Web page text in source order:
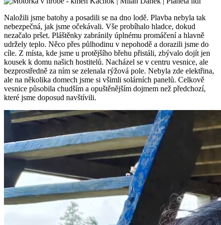
Naložili jsme batohy a posadili se na dno lodě. Plavba nebyla tak
nebezpečná, jak jsme očekávali. Vše probíhalo hladce, dokud
nezačalo pršet. Pláštěnky zabránily úplnému promáčení a hlavně
udržely teplo. Něco přes půlhodinu v nepohodě a dorazili jsme do
cíle. Z místa, kde jsme u protějšího břehu přistáli, zbývalo dojít jen
kousek k domu našich hostitelů. Nacházel se v centru vesnice, ale
bezprostředně za ním se zelenala rýžová pole. Nebyla zde elektřina,
ale na několika domech jsme si všimli solárních panelů. Celkově
vesnice působila chudším a opuštěnějším dojmem než předchozí,
které jsme doposud navštívili.